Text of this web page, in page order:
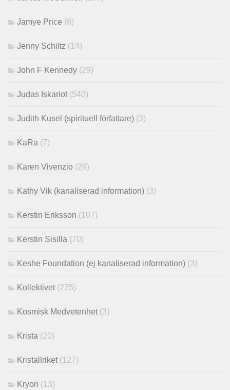
Jamye Price (8)
Jenny Schiltz (14)
John F Kennedy (29)
Judas Iskariot (540)
Judith Kusel (spirituell författare) (3)
KaRa (7)
Karen Vivenzio (29)
Kathy Vik (kanaliserad information) (3)
Kerstin Eriksson (107)
Kerstin Sisilla (70)
Keshe Foundation (ej kanaliserad information) (3)
Kollektivet (225)
Kosmisk Medvetenhet (3)
Krista (20)
Kristallriket (127)
Kryon (13)